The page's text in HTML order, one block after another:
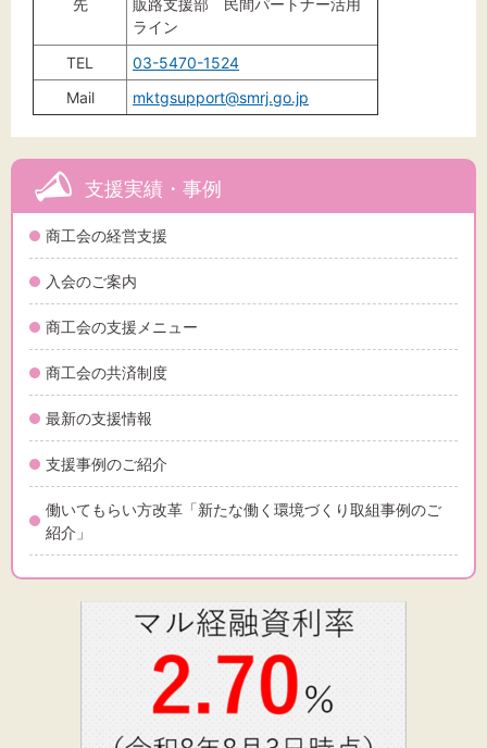
支援実績・事例
商工会の経営支援
入会のご案内
商工会の支援メニュー
商工会の共済制度
最新の支援情報
支援事例のご紹介
働いてもらい方改革「新たな働く環境づくり取組事例のご
紹介」
先
販路支援部 民間パートナー活用
ライン
TEL
03-5470-1524
Mail
mktgsupport@smrj.go.jp